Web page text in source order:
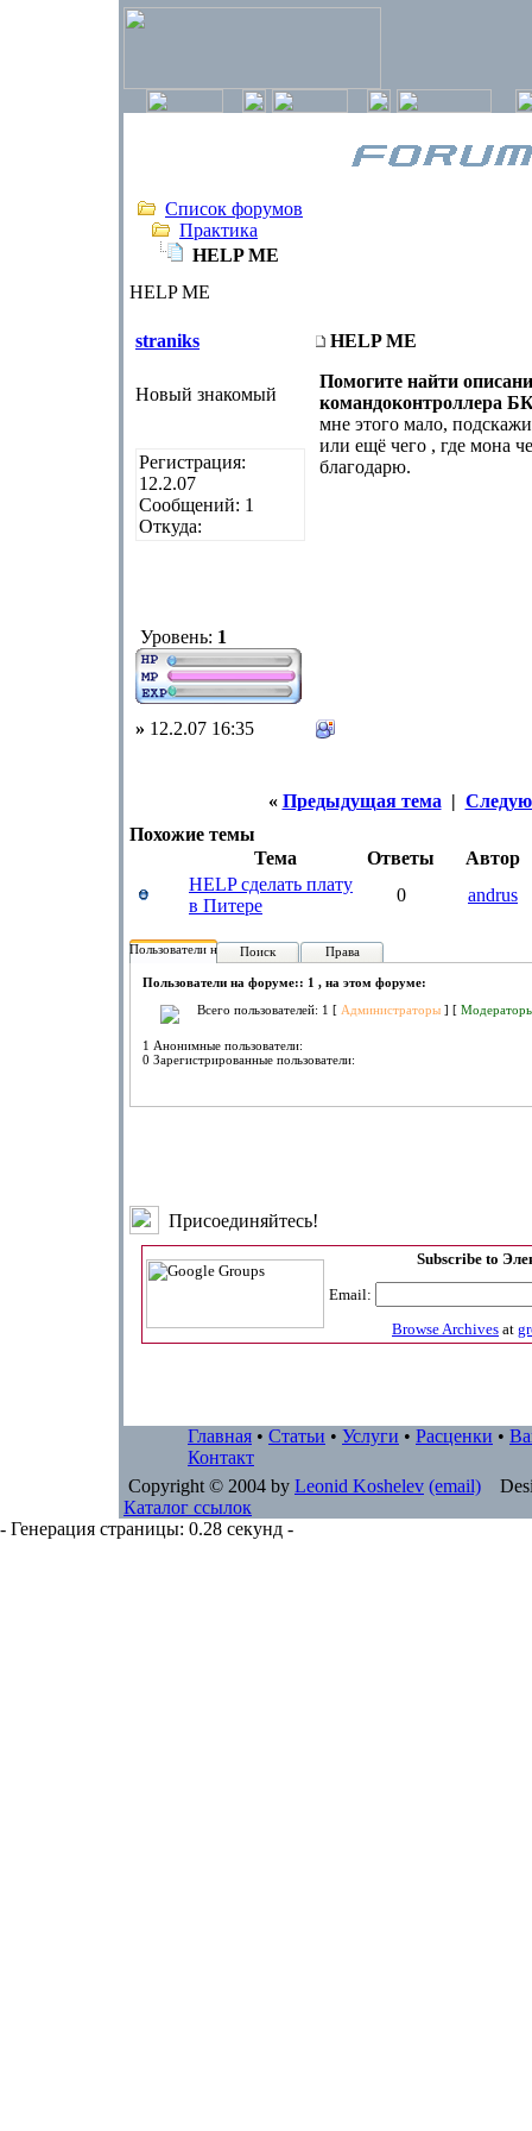
Список форумов
Практика
HELP ME
HELP ME
straniks HELP ME
Новый знакомый
Регистрация:
12.2.07
Сообщений: 1
Откуда:
Уровень: 1
Помогите найти
командоконтроллера
мне этого мало,
или ещё чего , где мона
благодарю.
» 12.2.07 16:35
« Предыдущая тема |
Похожие темы
Тема
Ответы
Автор
HELP сделать плату
в Питере
0 andrus
Пользователи на форуме:
Поиск Права
Пользователи на форуме:: 1 , на этом форуме:
Всего пользователей: 1 [ Администраторы ] [
1 Анонимные пользователи:
0 Зарегистрированные пользователи:
Присоединяйтесь!
Subscribe to
Email:
Browse Archives at
Главная • Статьи • Услуги • Расценки •
Контакт
Copyright © 2004 by Leonid Koshelev (email)
Каталог ссылок
- Генерация страницы: 0.28 секунд -